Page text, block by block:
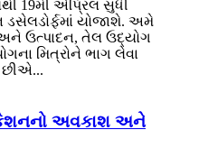
19મી એપ્રિલ સુધી
યોજાશે. અમે
ઉત્પાદન, તેલ ઉદ્યોગ
મિત્રોને ભાગ લેવા
અવકાશ અને